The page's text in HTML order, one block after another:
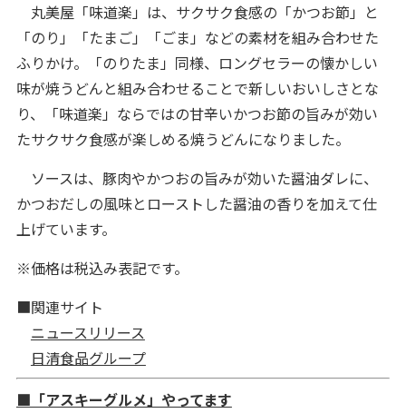
丸美屋「味道楽」は、サクサク食感の「かつお節」と
「のり」「たまご」「ごま」などの素材を組み合わせた
ふりかけ。「のりたま」同様、ロングセラーの懐かしい
味が焼うどんと組み合わせることで新しいおいしさとな
り、「味道楽」ならではの甘辛いかつお節の旨みが効い
たサクサク食感が楽しめる焼うどんになりました。
ソースは、豚肉やかつおの旨みが効いた醤油ダレに、
かつおだしの風味とローストした醤油の香りを加えて仕
上げています。
※価格は税込み表記です。
■関連サイト
ニュースリリース
日清食品グループ
■「アスキーグルメ」やってます